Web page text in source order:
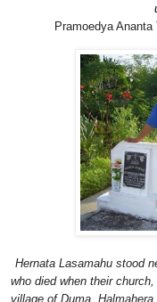
Pramoedya Ananta
Hernata Lasamahu stood
who died when their
village of Duma,